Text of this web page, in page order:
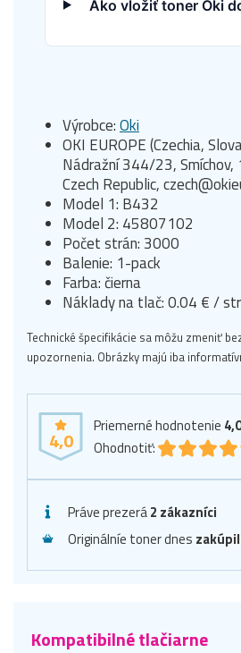
Ako vložiť toner Oki
Výrobce:Oki
OKI EUROPE (Czechia,
Nádražní 344/23,
Czech Republic,
Model 1: B432
Model 2: 45807102
Počet strán: 3000
Balenie: 1-pack
Farba: čierna
Náklady na tlač: 0.04 € /
Technické špecifikácie sa môžu zmeniť
upozornenia. Obrázky majú iba
4,0
Priemerné hodnotenie 4,0
Ohodnotiť:
Práve prezerá2 zákazníci
Originálníe toner dnes
Kompatibilné tlačiarne